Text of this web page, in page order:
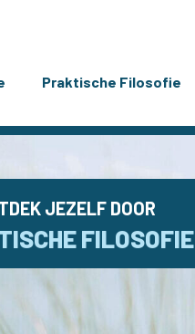
Praktische Filosofie
JEZELF DOOR
FILOSOFIE